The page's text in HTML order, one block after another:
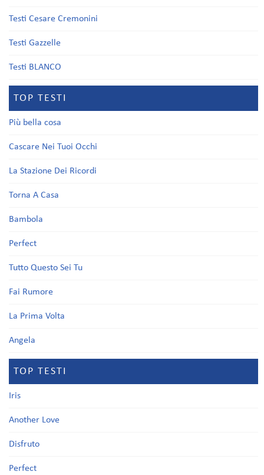
Testi Cesare Cremonini
Testi Gazzelle
Testi BLANCO
TOP TESTI
Più bella cosa
Cascare Nei Tuoi Occhi
La Stazione Dei Ricordi
Torna A Casa
Bambola
Perfect
Tutto Questo Sei Tu
Fai Rumore
La Prima Volta
Angela
TOP TESTI
Iris
Another Love
Disfruto
Perfect